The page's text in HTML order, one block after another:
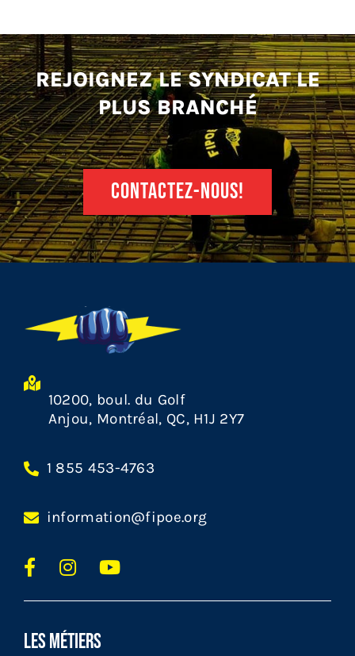
Contactez-nous
REJOIGNEZ LE SYNDICAT LE
PLUS BRANCHÉ
CONTACTEZ-NOUS!
10200, boul. du Golf
Anjou, Montréal, QC, H1J 2Y7
1 855 453-4763
information@fipoe.org
LES MÉTIERS